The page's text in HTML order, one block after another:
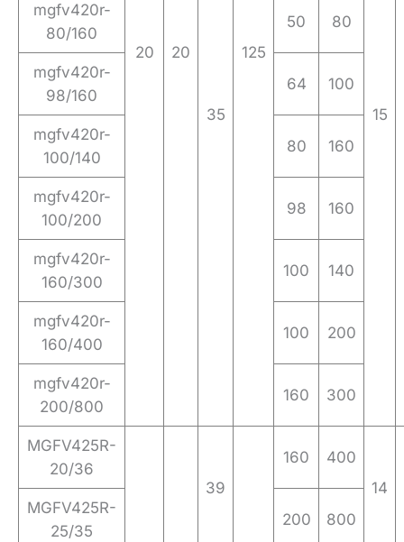
20 20 125
35 15
mgfv420r-
80/160
50 80
mgfv420r-
98/160
64 100
mgfv420r-
100/140
80 160
mgfv420r-
100/200
98 160
mgfv420r-
160/300
100 140
mgfv420r-
160/400
100 200
mgfv420r-
200/800
160 300
MGFV425R-
20/36
39
160
400
14
MGFV425R-
25/35
200 800